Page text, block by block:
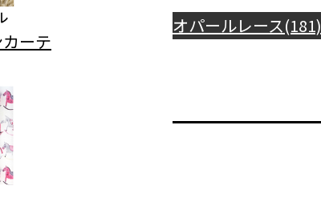
オパールレース(181)